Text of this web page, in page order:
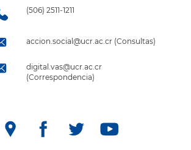
(506) 2511-1211
accion.social@ucr.ac.cr (Consultas)
digital.vas@ucr.ac.cr
(Correspondencia)